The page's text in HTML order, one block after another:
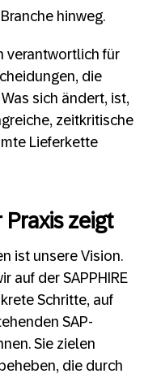
hinweg.
verantwortlich für
die
sich ändert, ist,
zeitkritische
Lieferkette
Praxiszeigt
ist unsere Vision.
auf der SAPPHIRE
Schritte, auf
SAP-
Sie zielen
die durch